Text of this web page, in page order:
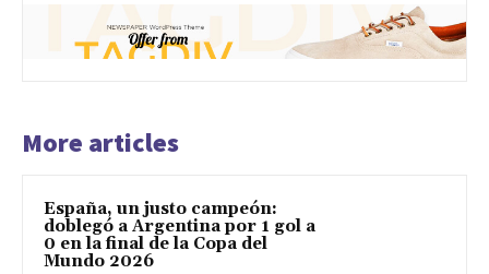
More articles
España, un justo campeón:
doblegó a Argentina por 1 gol a
0 en la final de la Copa del
Mundo 2026